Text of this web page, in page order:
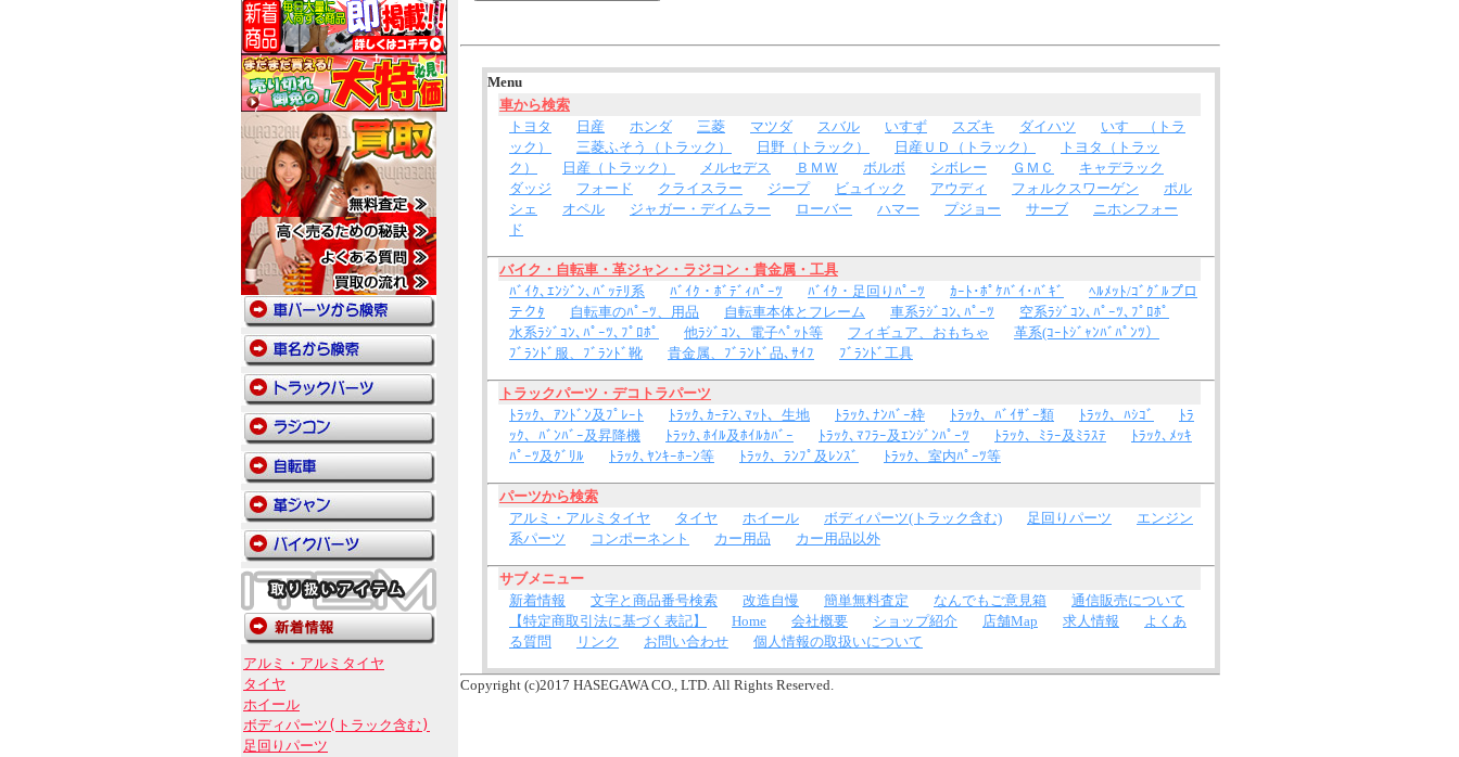
アルミ・アルミタイヤ
タイヤ
ホイール
ボディパーツ(トラック含む)
足回りパーツ
Menu
車から検索
トヨタ
日産 ホンダ 三菱 マツダ スバル いすず スズキ ダイハツ
いすゞ（トラ
ック）
三菱ふそう（トラック） 日野（トラック） 日産ＵＤ（トラック）
トヨタ（トラッ
ク）
日産（トラック） メルセデス ＢＭＷ ボルボ シボレー ＧＭＣ
キャデラック
ダッジ
フォード クライスラー ジープ ビュイック アウディ フォルクスワーゲン
ポル
シェ
オペル ジャガー・デイムラー ローバー ハマー プジョー サーブ
ニホンフォー
ド
バイク・自転車・革ジャン・ラジコン・貴金属・工具
ﾊﾞｲｸ､ｴﾝｼﾞﾝ､ﾊﾞｯﾃﾘ系
ﾊﾞｲｸ・ﾎﾞﾃﾞｨﾊﾟｰﾂ ﾊﾞｲｸ・足回りﾊﾟｰﾂ ｶｰﾄ･ﾎﾟｹﾊﾞｲ･ﾊﾞｷﾞ
ﾍﾙﾒｯﾄ/ｺﾞｸﾞﾙプロ
テクﾀ
自転車のﾊﾟｰﾂ、用品 自転車本体とフレーム 車系ﾗｼﾞｺﾝ､ﾊﾟｰﾂ
空系ﾗｼﾞｺﾝ､ﾊﾟｰﾂ､ﾌﾟﾛﾎﾟ
水系ﾗｼﾞｺﾝ､ﾊﾟｰﾂ､ﾌﾟﾛﾎﾟ
他ﾗｼﾞｺﾝ、電子ﾍﾟｯﾄ等 フィギュア、おもちゃ
革系(ｺｰﾄｼﾞｬﾝﾊﾞﾊﾟﾝﾂ）
ﾌﾞﾗﾝﾄﾞ服、ﾌﾞﾗﾝﾄﾞ靴
貴金属、ﾌﾞﾗﾝﾄﾞ品､ｻｲﾌ ﾌﾞﾗﾝﾄﾞ工具
トラックパーツ・デコトラパーツ
ﾄﾗｯｸ、ｱﾝﾄﾞﾝ及ﾌﾟﾚｰﾄ
ﾄﾗｯｸ､ｶｰﾃﾝ､ﾏｯﾄ、生地 ﾄﾗｯｸ､ﾅﾝﾊﾞｰ枠 ﾄﾗｯｸ、ﾊﾞｲｻﾞｰ類 ﾄﾗｯｸ、ﾊｼｺﾞ
ﾄﾗ
ｯｸ、ﾊﾞﾝﾊﾞｰ及昇降機
ﾄﾗｯｸ､ﾎｲﾙ及ﾎｲﾙｶﾊﾞｰ ﾄﾗｯｸ､ﾏﾌﾗｰ及ｴﾝｼﾞﾝﾊﾟｰﾂ ﾄﾗｯｸ、ﾐﾗｰ及ﾐﾗｽﾃ
ﾄﾗｯｸ､ﾒｯｷ
ﾊﾟｰﾂ及ｸﾞﾘﾙ
ﾄﾗｯｸ､ﾔﾝｷｰﾎｰﾝ等 ﾄﾗｯｸ、ﾗﾝﾌﾟ及ﾚﾝｽﾞ ﾄﾗｯｸ、室内ﾊﾟｰﾂ等
パーツから検索
アルミ・アルミタイヤ
タイヤ ホイール ボディパーツ(トラック含む) 足回りパーツ
エンジン
系パーツ
コンポーネント カー用品 カー用品以外
サブメニュー
新着情報
文字と商品番号検索 改造自慢 簡単無料査定 なんでもご意見箱
通信販売について
【特定商取引法に基づく表記】
Home 会社概要 ショップ紹介 店舗Map 求人情報
よくあ
る質問
リンク お問い合わせ 個人情報の取扱いについて
Copyright (c)2017 HASEGAWA CO., LTD. All Rights Reserved.